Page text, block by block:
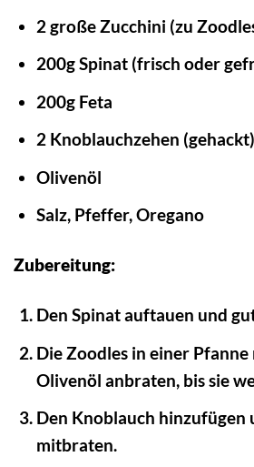
2 große Zucchini (zu
200g Spinat (frisch oder
200g Feta
2 Knoblauchzehen (gehackt)
Olivenöl
Salz, Pfeffer, Oregano
Zubereitung:
Den Spinat auftauen und
Die Zoodles in einer
Olivenöl anbraten, bis sie
Den Knoblauch hinzufügen
mitbraten.